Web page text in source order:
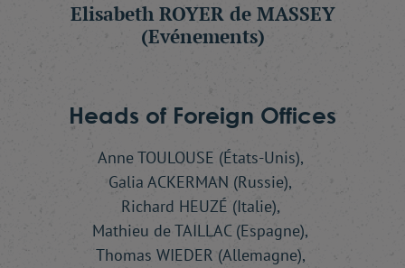
Elisabeth ROYER de MASSEY
(Evénements)
Heads of Foreign Offices
Anne TOULOUSE (États-Unis),
Galia ACKERMAN (Russie),
Richard HEUZÉ (Italie),
Mathieu de TAILLAC (Espagne),
Thomas WIEDER (Allemagne),